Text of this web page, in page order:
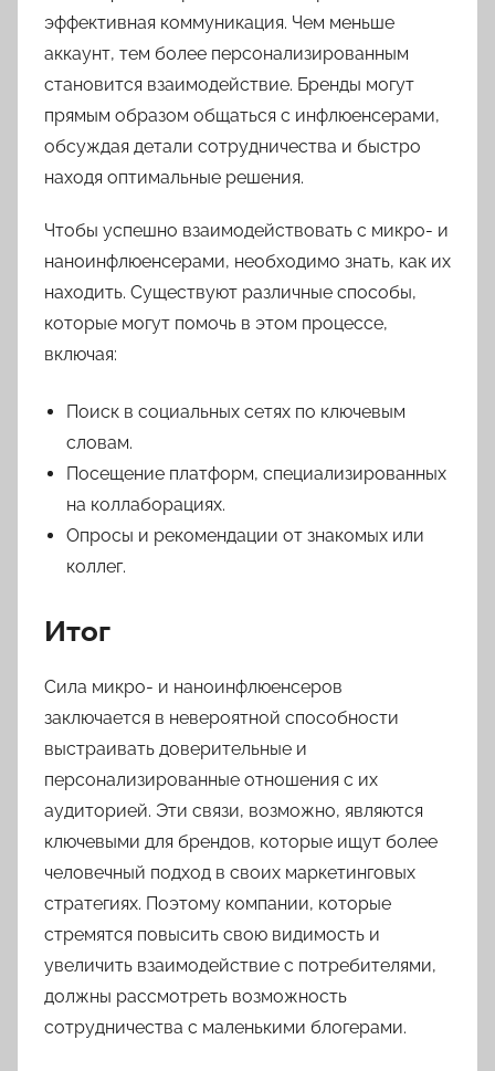
эффективная коммуникация. Чем меньше
аккаунт, тем более персонализированным
становится взаимодействие. Бренды могут
прямым образом общаться с инфлюенсерами,
обсуждая детали сотрудничества и быстро
находя оптимальные решения.
Чтобы успешно взаимодействовать с микро- и
наноинфлюенсерами, необходимо знать, как их
находить. Существуют различные способы,
которые могут помочь в этом процессе,
включая:
Поиск в социальных сетях по ключевым
словам.
Посещение платформ, специализированных
на коллаборациях.
Опросы и рекомендации от знакомых или
коллег.
Итог
Сила микро- и наноинфлюенсеров
заключается в невероятной способности
выстраивать доверительные и
персонализированные отношения с их
аудиторией. Эти связи, возможно, являются
ключевыми для брендов, которые ищут более
человечный подход в своих маркетинговых
стратегиях. Поэтому компании, которые
стремятся повысить свою видимость и
увеличить взаимодействие с потребителями,
должны рассмотреть возможность
сотрудничества с маленькими блогерами.